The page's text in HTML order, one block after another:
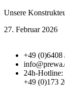
Unsere
27. Februar 2026
+49 (0)6408
24h-Hotline:
+49 (0)173